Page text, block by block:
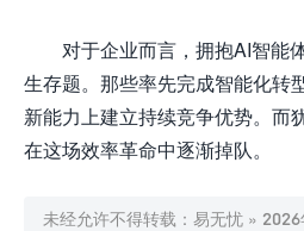
对于企业而言，拥抱AI智能
生存题。那些率先完成智能化转
新能力上建立持续竞争优势。而
在这场效率革命中逐渐掉队。
未经允许不得转载： 易无忧 »